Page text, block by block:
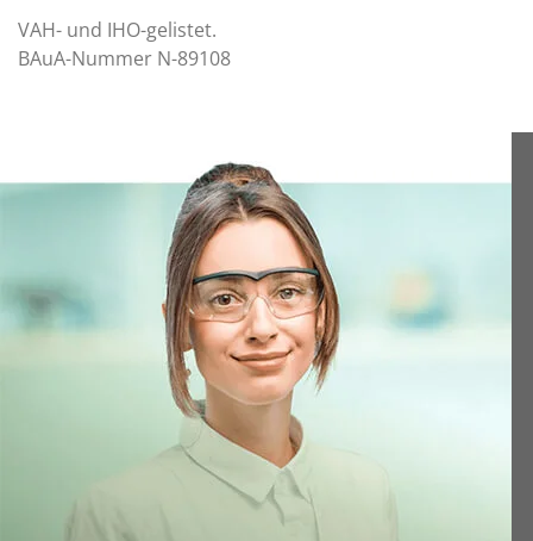
VAH- und IHO-gelistet.
BAuA-Nummer N-89108